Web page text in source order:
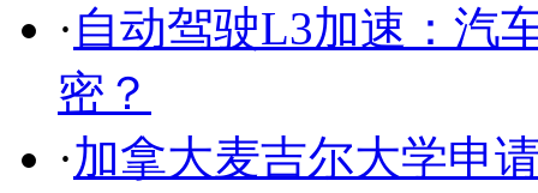
· 自动驾驶L3加速：汽
密？
·加拿大麦吉尔大学申